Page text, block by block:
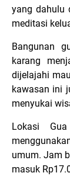
yang dahulu
meditasi
Bangunan
karang
dijelajahi
kawasan ini
menyukai
Lokasi
umum. Jam
masuk